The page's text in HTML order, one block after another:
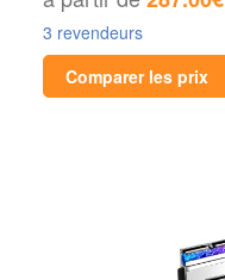
3 revendeurs
Comparer les prix